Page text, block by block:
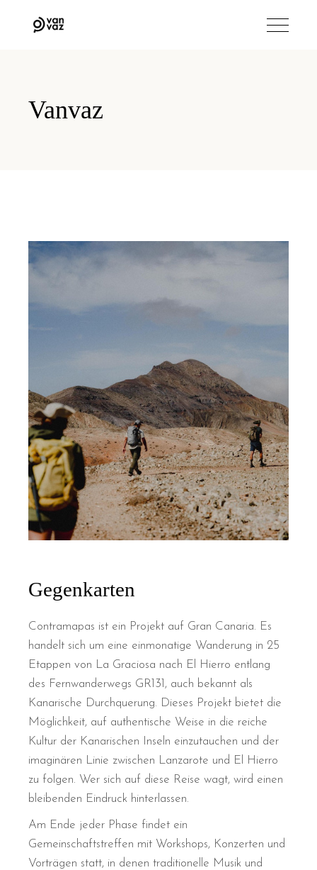
Vanvaz
Gegenkarten
Contramapas ist ein Projekt auf Gran Canaria. Es
handelt sich um eine einmonatige Wanderung in 25
Etappen von La Graciosa nach El Hierro entlang
des Fernwanderwegs GR131, auch bekannt als
Kanarische Durchquerung. Dieses Projekt bietet die
Möglichkeit, auf authentische Weise in die reiche
Kultur der Kanarischen Inseln einzutauchen und der
imaginären Linie zwischen Lanzarote und El Hierro
zu folgen. Wer sich auf diese Reise wagt, wird einen
bleibenden Eindruck hinterlassen.
Am Ende jeder Phase findet ein
Gemeinschaftstreffen mit Workshops, Konzerten und
Vorträgen statt, in denen traditionelle Musik und